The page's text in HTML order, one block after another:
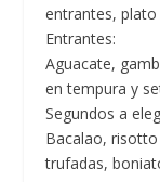
entrantes,
Entrantes:
Aguacate,
en tempura y
Segundos a
Bacalao,
trufadas,